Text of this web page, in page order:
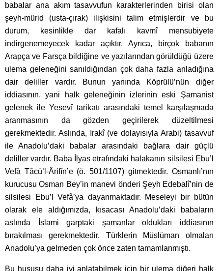
babalar ana akım tasavvufun karakterlerinden birisi olan
şeyh-mürid (usta-çırak) ilişkisini talim etmişlerdir ve bu
durum, kesinlikle dar kafalı kavmî mensubiyete
indirgenemeyecek kadar açıktır. Ayrıca, birçok babanın
Arapça ve Farsça bildiğine ve yazılarından görüldüğü üzere
ulema geleneğini sanıldığından çok daha fazla anladığına
dair deliller vardır. Bunun yanında Köprülü’nün diğer
iddiasının, yani halk geleneğinin izlerinin eski Şamanist
gelenek ile Yesevî tarikatı arasındaki temel karşılaşmada
aranmasının da gözden geçirilerek düzeltilmesi
gerekmektedir. Aslında, Irakî (ve dolayısıyla Arabi) tasavvuf
ile Anadolu’daki babalar arasındaki bağlara dair güçlü
deliller vardır. Baba İlyas etrafındaki halakanın silsilesi Ebu’l
Vefâ Tâcü’l-Ârifîn’e (ö. 501/1107) gitmektedir. Osmanlı’nın
kurucusu Osman Bey’in manevi önderi Şeyh Edebalî’nin de
silsilesi Ebu’l Vefâ’ya dayanmaktadır. Meseleyi bir bütün
olarak ele aldığımızda, kısacası Anadolu’daki babaların
aslında İslami garptaki şamanlar oldukları iddiasının
bırakılması gerekmektedir. Türklerin Müslüman olmaları
Anadolu’ya gelmeden çok önce zaten tamamlanmıştı.
Bu hususu daha iyi anlatabilmek için bir ulema diğeri halk